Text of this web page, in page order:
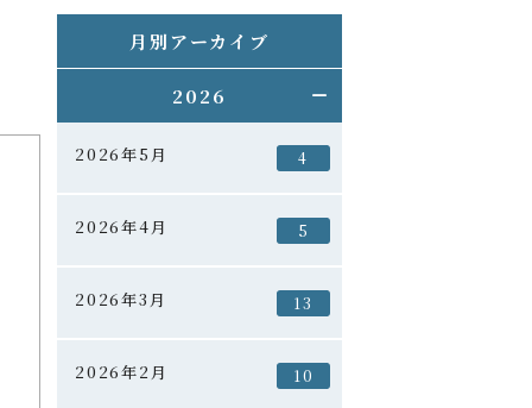
月別アーカイブ
2026
2026年5月 4
2026年4月 5
2026年3月 13
2026年2月 10